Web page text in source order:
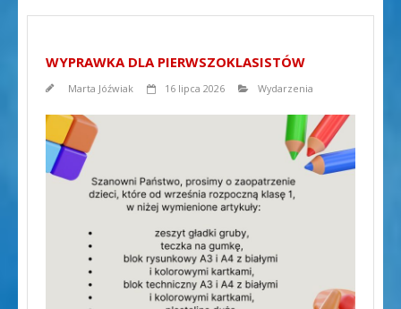
WYPRAWKA DLA PIERWSZOKLASISTÓW
Marta Jóźwiak 16 lipca 2026 Wydarzenia